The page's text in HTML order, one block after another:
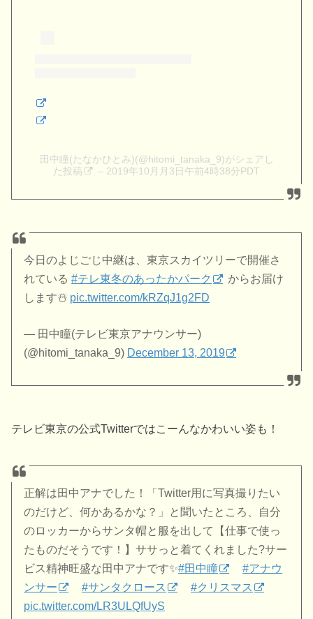
田中瞳(たなかひとみ)(@hitomi_tanaka_9)がシェアし
た投稿
– 2019年10月月3日午前4時38分PDT
今日のよじごじ中継は、東京スカイツリーで開催さ
れている#テレ東冬のあったかパーク
からお届け
します☃️ pic.twitter.com/kRZqJ1g2FD
— 田中瞳(テレビ東京アナウンサー)
(@hitomi_tanaka_9) December 13, 2019
テレビ東京の公式Twitterではこーんなかわいい姿も！
正解は田中アナでした！「Twitter用に写真撮りたい
のだけど、何かあるかな？」と聞いたところ、自分
のロッカーからサンタ帽と服を出して【仕事で使っ
たものだそうです！】ササっと着てくれました?サー
ビス精神旺盛な田中アナです✨#田中瞳
#アナウ
ンサー
#サンタクロース
#クリスマス
pic.twitter.com/LR3ULQfUyS